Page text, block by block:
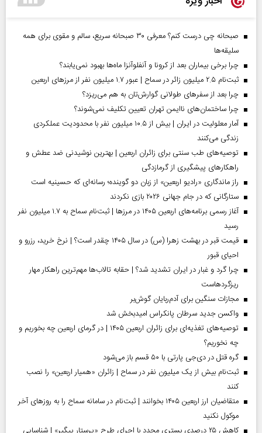
صبحانه چی درست کنم؟ معرفی ۳۰ صبحانه سریع، سالم و مقوی برای همه
سلیقه‌ها
چرا برخی بیماران بعد از کرونا و آنفلوآنزا ماه‌ها بهبود نمی‌یابند؟
ثبت‌نام ۲.۵ میلیون زائر در سماح | عبور ۱.۷ میلیون نفر از مرز‌های اربعین
چرا بعد از سفرهای طولانی گوارش‌تان به هم می‌ریزد؟
چرا ساختمان‌های ناایمن تهران تعیین تکلیف نمی‌شوند؟
آمار معلولیت در ایران | بیش از ۱۰.۵ میلیون نفر با محدودیت عملکردی
زندگی می‌کنند
توصیه‌های طب سنتی برای زائران اربعین | بهترین نوشیدنی ضد عطش و
راهکارهای پیشگیری از گرمازدگی
راز ماندگاری «رادیو اربعین» از زبان دو گوینده؛ رسانه‌ای که حسینیه است
ستارگانی که در جام جهانی ۲۰۲۶ بازی نکردند
آغاز رسمی برنامه‌های اربعین ۱۴۰۵ در مرز‌ها | ثبت‌نام سماح به ۱.۷ میلیون نفر
رسید
قیمت قبر در بهشت زهرا (س) در سال ۱۴۰۵ چقدر است؟ | نرخ خرید، رزرو و
احیای قبور
چرا گرد و غبار در ایران تشدید شد؟ | حقابه تالاب‌ها مهم‌ترین راهکار مهار
ریزگردهاست
مجازات سنگین برای آدم‌ربایان گوش‌بر
واکسن جدید سرطان پانکراس امیدبخش شد
توصیه‌های تغذیه‌ای برای زائران اربعین ۱۴۰۵ | در گرمای اربعین چه بخوریم و
چه نخوریم؟
گره قتل در دی‌جی پارتی با ۵۰ قسم باز می‌شود
ثبت‌نام بیش از یک میلیون نفر در سماح | زائران «همیار اربعین» را نصب
کنند
متقاضیان ارز اربعین ۱۴۰۵ بخوانند | ثبت‌نام در سامانه سماح را به روز‌های آخر
موکول نکنید